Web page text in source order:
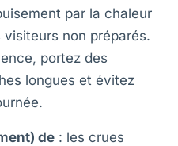
par la chaleur
non préparés.
portez des
longues et évitez
de : les crues